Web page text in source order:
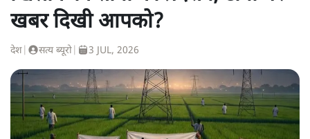
खबर दिखी आपको?
देश सत्य ब्यूरो 3 JUL, 2026